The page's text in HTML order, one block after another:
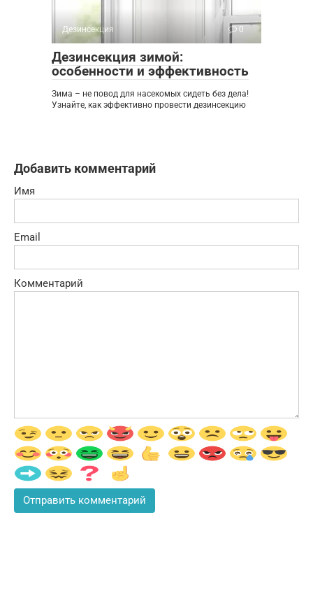
Дезинсекция 0
Дезинсекция зимой:
особенности и эффективность
Зима – не повод для насекомых сидеть без дела!
Узнайте, как эффективно провести дезинсекцию
Добавить комментарий
Имя
Email
Комментарий